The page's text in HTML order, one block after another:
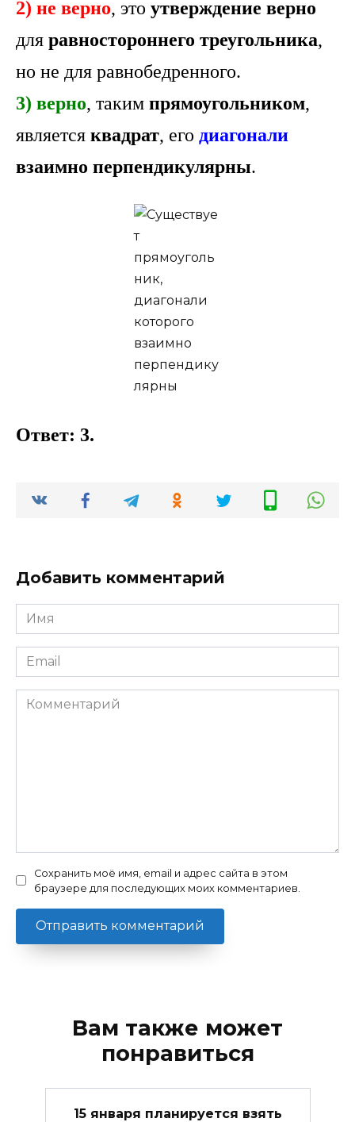
2) не верно, это утверждение верно
для равностороннего треугольника,
но не для равнобедренного.
3) верно, таким прямоугольником,
является квадрат, его диагонали
взаимно перпендикулярны.
Ответ: 3.
Добавить комментарий
Имя
*
Email
*
Комментарий
Сохранить моё имя, email и адрес сайта в этом
браузере для последующих моих комментариев.
Вам также может
понравиться
15 января планируется взять